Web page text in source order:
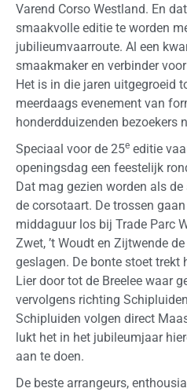
Varend Corso Westland. En
smaakvolle editie te worden
jubilieumvaarroute. Al een
smaakmaker en verbinder
Het is in die jaren uitgegroeid
meerdaags evenement van
honderdduizenden bezoekers
Speciaal voor de 25e editie
openingsdag een feestelijk
Dat mag gezien worden als
de corsotaart. De trossen
middaguur los bij Trade Parc
Zwet, ’t Woudt en Zijtwende
geslagen. De bonte stoet trekt
Lier door tot de Breelee waar
vervolgens richting
Schipluiden volgen direct
lukt het in het jubileumjaar
aan te doen.
De beste arrangeurs,